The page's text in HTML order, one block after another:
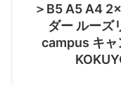
＞B5 A5 A4
ダー ルーズ
campus キャ